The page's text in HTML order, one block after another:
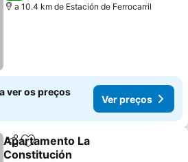
a 10.4 km de Estación de Ferrocarril
ver os preços
Ver preços
PartilharAdicionar aos favoritos
Apartamento La
Constitución